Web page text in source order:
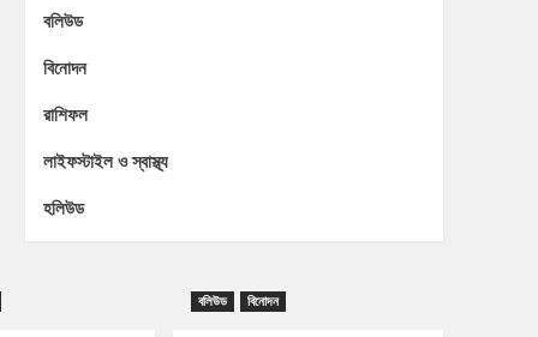
বলিউড
বিনোদন
রাশিফল
লাইফস্টাইল ও স্বাস্থ্য
হলিউড
বলিউড বিনোদন